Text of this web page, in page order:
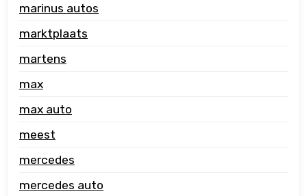
marinus autos
marktplaats
martens
max
max auto
meest
mercedes
mercedes auto